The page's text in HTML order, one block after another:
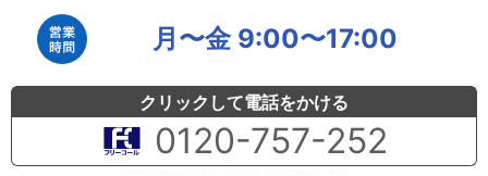
月〜金 9:00〜17:00
クリックして電話をかける
0120-757-252